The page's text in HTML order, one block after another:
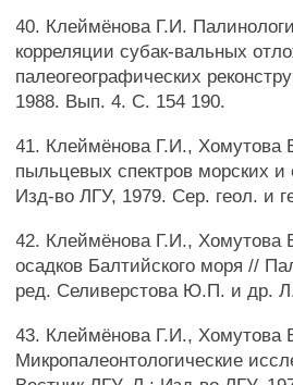
40. Клеймёнова Г.И.
корреляции субак-вальных
палеогеографических
1988. Вып. 4. С. 154 190.
41. Клеймёнова Г.И., Хомутова
пыльцевых спектров морских
Изд-во ЛГУ, 1979. Сер. геол. и
42. Клеймёнова Г.И., Хомутова
осадков Балтийского моря //
ред. Селиверстова Ю.П. и др.
43. Клеймёнова Г.И.,
Микропалеонтологические